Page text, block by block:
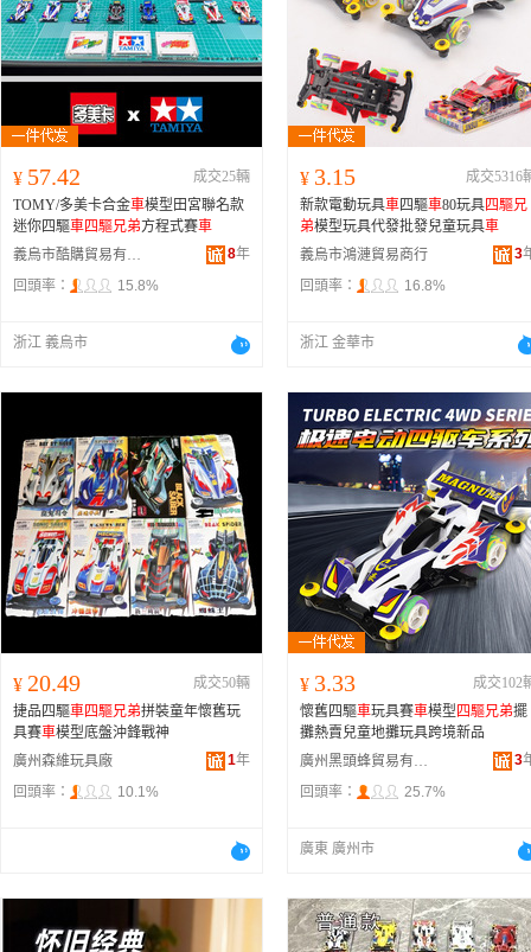
¥ 57.42
成交25輛
TOMY/多美卡合金車模型田宮聯名款
迷你四驅車四驅兄弟方程式賽車
義烏市酷購貿易有限公司
8年
回頭率：
15.8%
浙江 義烏市
¥ 3.15
成交5316
新款電動玩具車四驅車80玩具四驅兄
弟模型玩具代發批發兒童玩具車
義烏市鴻漣貿易商行
3
回頭率：
16.8%
浙江 金華市
¥ 20.49
成交50輛
捷品四驅車四驅兄弟拼裝童年懷舊玩
具賽車模型底盤沖鋒戰神
廣州森維玩具廠
1年
回頭率：
10.1%
¥ 3.33
成交102
懷舊四驅車玩具賽車模型 四驅兄弟擺
攤熱賣兒童地攤玩具跨境新品
廣州黑頭蜂貿易有限公司
3
回頭率：
25.7%
廣東 廣州市